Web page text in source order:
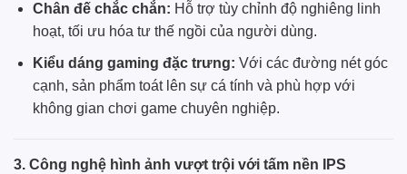
Chân đế chắc chắn: Hỗ trợ tùy chỉnh độ nghiêng linh
hoạt, tối ưu hóa tư thế ngồi của người dùng.
Kiểu dáng gaming đặc trưng: Với các đường nét góc
cạnh, sản phẩm toát lên sự cá tính và phù hợp với
không gian chơi game chuyên nghiệp.
3. Công nghệ hình ảnh vượt trội với tấm nền IPS